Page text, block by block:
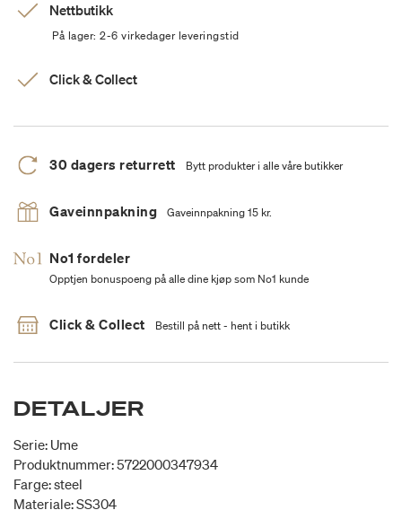
Nettbutikk
På lager: 2-6 virkedager leveringstid
Click & Collect
30 dagers returrett Bytt produkter i alle våre butikker
Gaveinnpakning Gaveinnpakning 15 kr.
No1 fordeler
Opptjen bonuspoeng på alle dine kjøp som No1 kunde
Click & Collect Bestill på nett - hent i butikk
DETALJER
Serie: Ume
Produktnummer: 5722000347934
Farge: steel
Materiale: SS304